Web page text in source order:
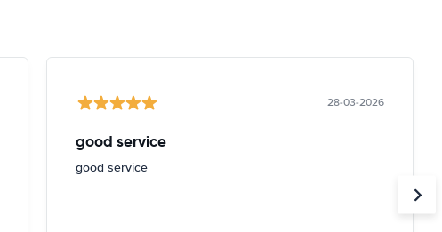
28-03-2026
good service
good service